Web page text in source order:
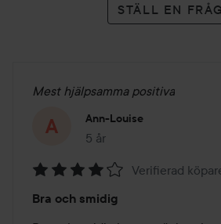
STÄLL EN
Mest hjälpsamma positiva
Ann-Louise
5 år
Inlägget skapades 5 år
4
Verifierad
Bra och smidig